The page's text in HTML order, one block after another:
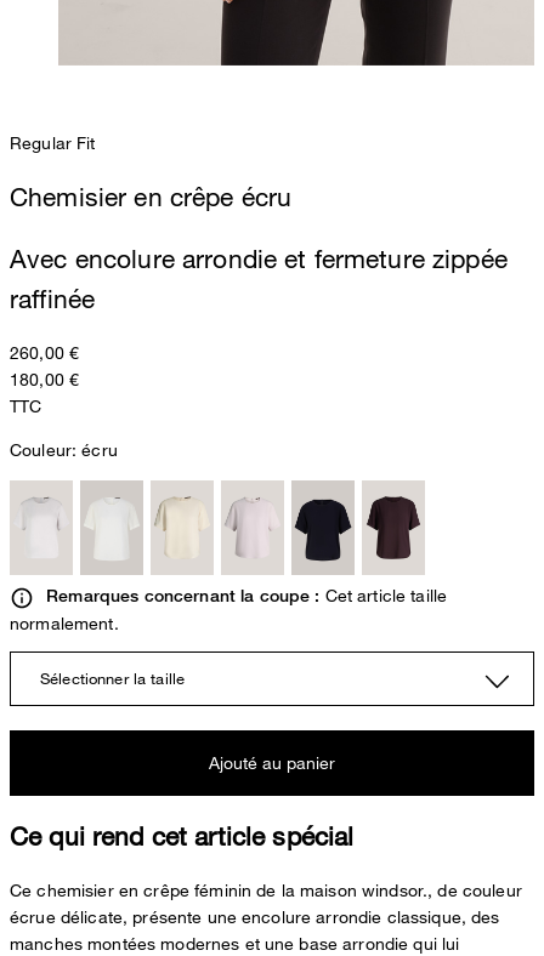
Regular Fit
Chemisier en crêpe écru
Avec encolure arrondie et fermeture zippée
raffinée
260,00 €
180,00 €
TTC
Couleur:écru
Remarques concernant la coupe : Cet article taille
normalement.
Sélectionner la taille
Ajouté au panier
Ce qui rend cet article spécial
Ce chemisier en crêpe féminin de la maison windsor., de couleur
écrue délicate, présente une encolure arrondie classique, des
manches montées modernes et une base arrondie qui lui